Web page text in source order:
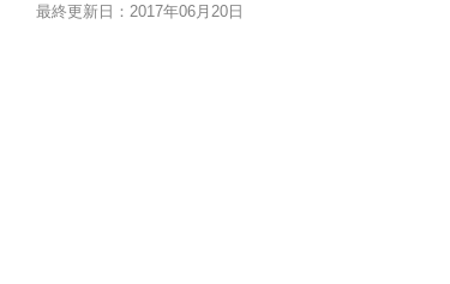
最終更新日：2017年06月20日